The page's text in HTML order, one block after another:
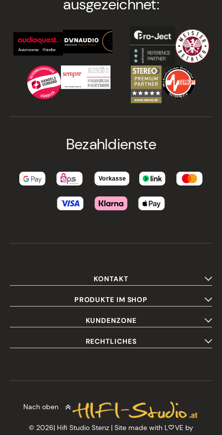
ausgezeichnet:
Bezahldienste
KONTAKT
PRODUKTE IM SHOP
KUNDENZONE
RECHTLICHES
Nach oben
© 2026| Hifi Studio Stenz | Site made with L VE by